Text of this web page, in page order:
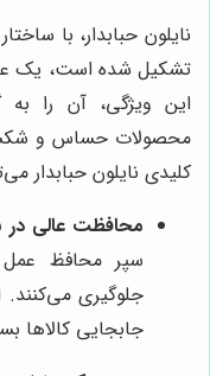
نایلون حبابدار، با
تشکیل شده است، یک
این ویژگی، آن را به
محصولات حساس و
کلیدی نایلون حبابدار
محافظت عالی در
سپر محافظ
جلوگیری می‌کنند.
جابجایی کالاها